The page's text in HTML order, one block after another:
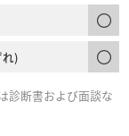
)
診断書および面談な